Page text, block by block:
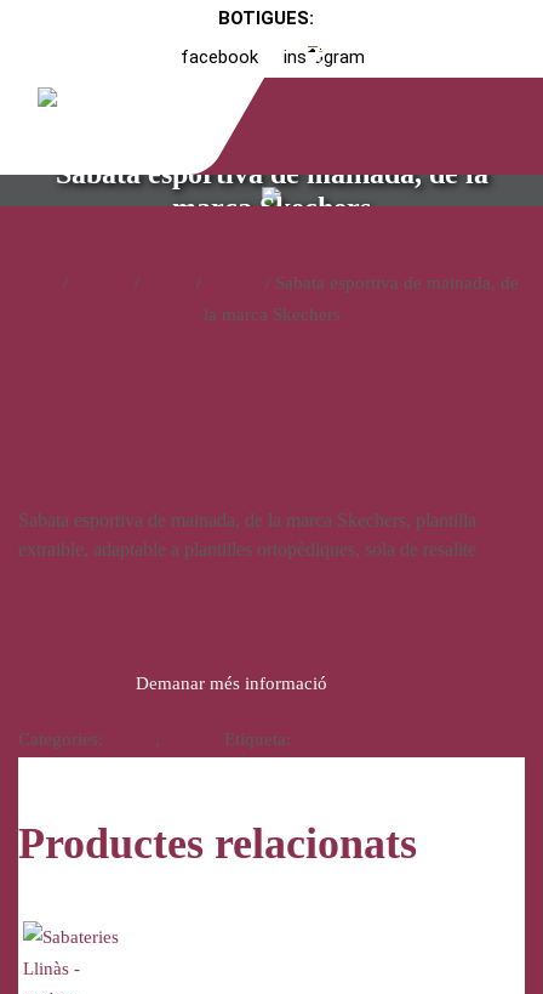
BOTIGUES:
facebook
instagram
Sabata esportiva de mainada, de la
marca Skechers
/ / /
/ Sabata esportiva de mainada, de
la marca Skechers
Sabata esportiva de mainada, de la marca Skechers, plantilla
extraible, adaptable a plantilles ortopèdiques, sola de resalite
Demanar més informació
Categories: , Etiqueta:
Productes relacionats